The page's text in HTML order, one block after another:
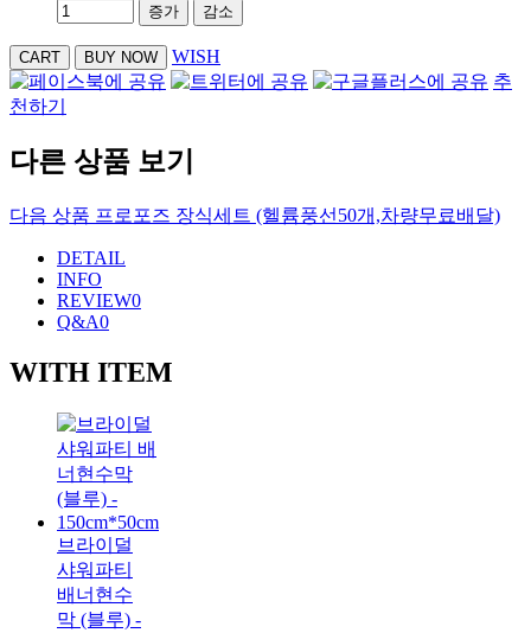
증가 감소
WISH
추
천하기
다른 상품 보기
다음 상품 프로포즈 장식세트 (헬륨풍선50개,차량무료배달)
DETAIL
INFO
REVIEW0
Q&A0
WITH ITEM
브라이덜
샤워파티
배너현수
막 (블루) -